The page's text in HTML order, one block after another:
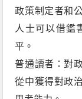
政策制定者和
人士可以借鑑
平。
普通讀者：對
從中獲得對政